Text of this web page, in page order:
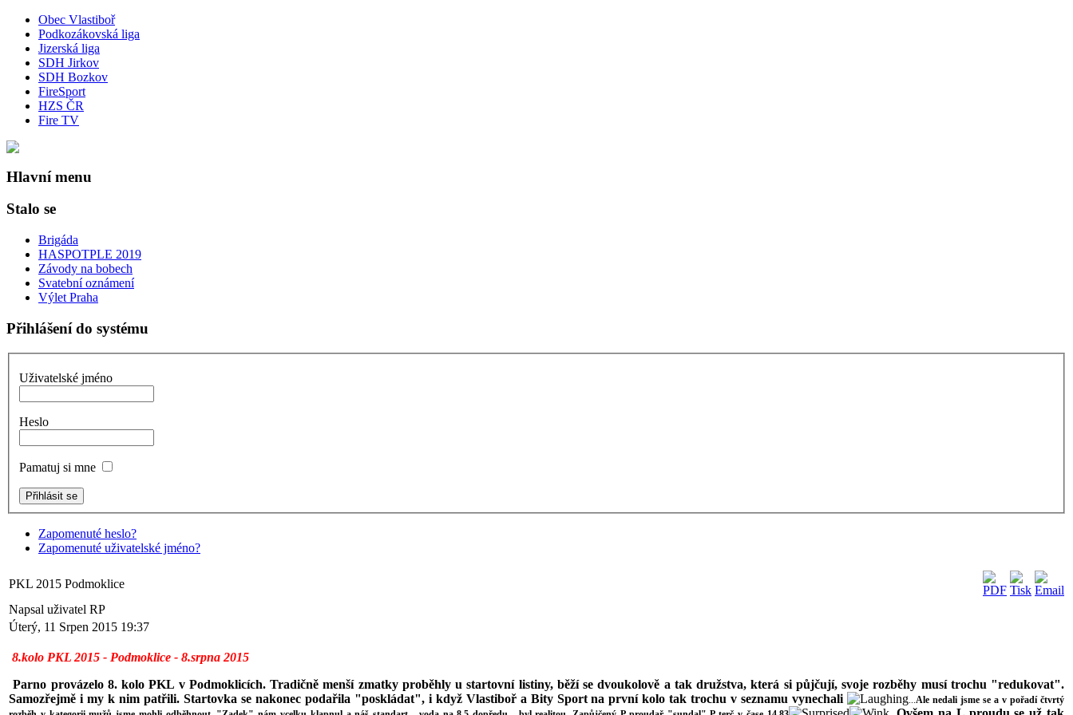
Obec Vlastiboř
Podkozákovská liga
Jizerská liga
SDH Jirkov
SDH Bozkov
FireSport
HZS ČR
Fire TV
Hlavní menu
Stalo se
Brigáda
HASPOTPLE 2019
Závody na bobech
Svatební oznámení
Výlet Praha
Přihlášení do systému
Uživatelské jméno
Heslo
Pamatuj si mne
Zapomenuté heslo?
Zapomenuté uživatelské jméno?
PKL 2015 Podmoklice
Napsal uživatel RP
Úterý, 11 Srpen 2015 19:37
8.kolo PKL 2015 - Podmoklice - 8.srpna 2015
Parno provázelo 8. kolo PKL v Podmoklicích. Tradičně menší zmatky proběhly u startovní listiny, běží se dvoukolově a tak družstva, která si půjčují, svoje rozběhy musí trochu "redukovat".
Samozřejmě i my k nim patřili. Startovka se nakonec podařila "poskládat", i když Vlastiboř a Bity Sport na první kolo tak trochu v seznamu vynechali ...Ale nedali jsme se a v pořadí čtvrtý